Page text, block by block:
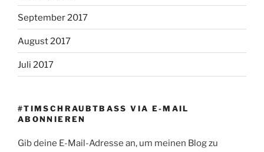
September 2017
August 2017
Juli 2017
#TIMSCHRAUBTBASS VIA E-MAIL
ABONNIEREN
Gib deine E-Mail-Adresse an, um meinen Blog zu